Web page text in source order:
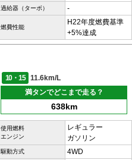
過給器（ターボ） -
燃費性能
H22年度燃費基準
+5%達成
10・15
11.6km/L
満タンでどこまで走る？
638km
使用燃料
エンジン
レギュラー
ガソリン
駆動方式 4WD